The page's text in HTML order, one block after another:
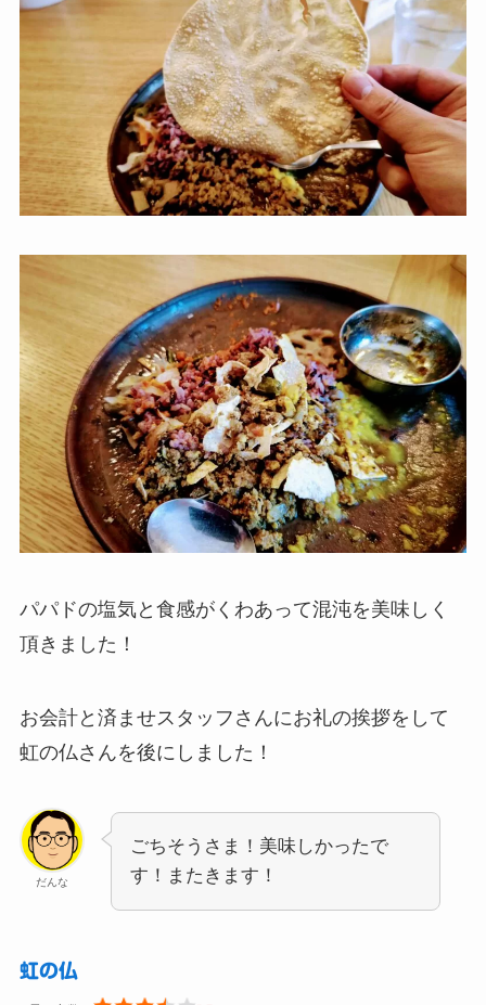
パパドの塩気と食感がくわあって混沌を美味しく
頂きました！
お会計と済ませスタッフさんにお礼の挨拶をして
虹の仏さんを後にしました！
だんな
ごちそうさま！美味しかったで
す！またきます！
虹の仏